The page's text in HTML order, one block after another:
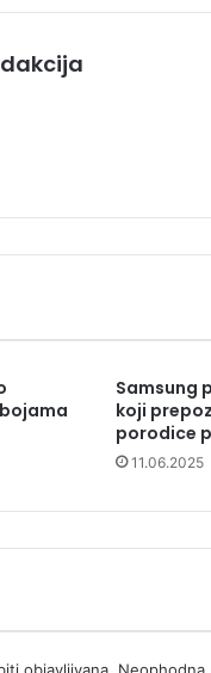
Samsung
koji
porodice
11.06.2025